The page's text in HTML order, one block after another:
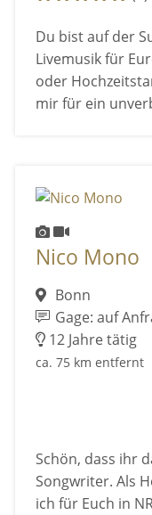
Du bist auf der
Livemusik für
oder
mir für ein
Nico Mono
Bonn
Gage: auf
12 Jahre tätig
ca. 75 km entfernt
Schön, dass ihr
Songwriter. Als
ich für Euch in